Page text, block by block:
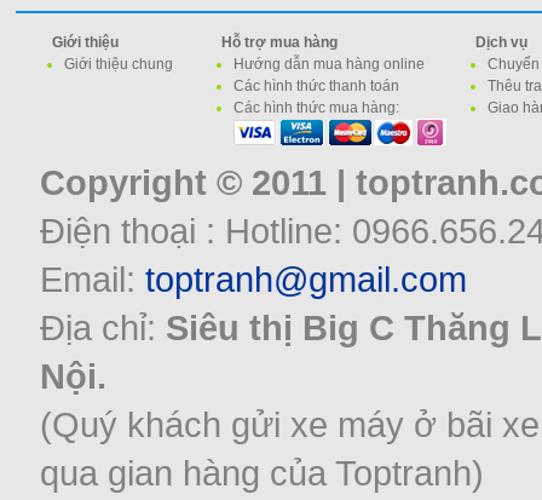
Giới thiệu
Giới thiệu chung
Hỗ trợ mua hàng
Hướng dẫn mua hàng online
Các hình thức thanh toán
Các hình thức mua hàng:
Dịch vụ
Thêu
Giao
Copyright © 2011 |
Điện thoại : Hotline:
Email: toptranh@gmail.com
Địa chỉ: Siêu thị Big C Thăng
Nội.
(Quý khách gửi xe máy ở bãi
qua gian hàng của Toptranh)